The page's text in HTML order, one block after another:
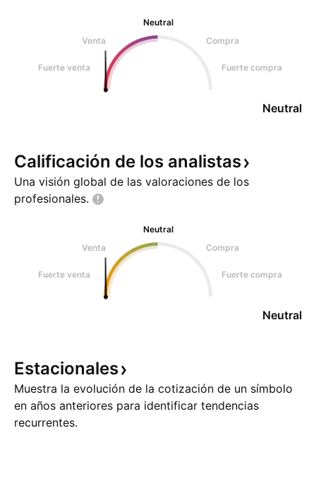
Neutral
Venta
Compra
Fuerte venta Fuerte compra
Neutral
Calificación de los analistas
Una visión global de las valoraciones de los
profesionales.
Neutral
Venta
Compra
Fuerte venta Fuerte compra
Neutral
Estacionales
Muestra la evolución de la cotización de un símbolo
en años anteriores para identificar tendencias
recurrentes.